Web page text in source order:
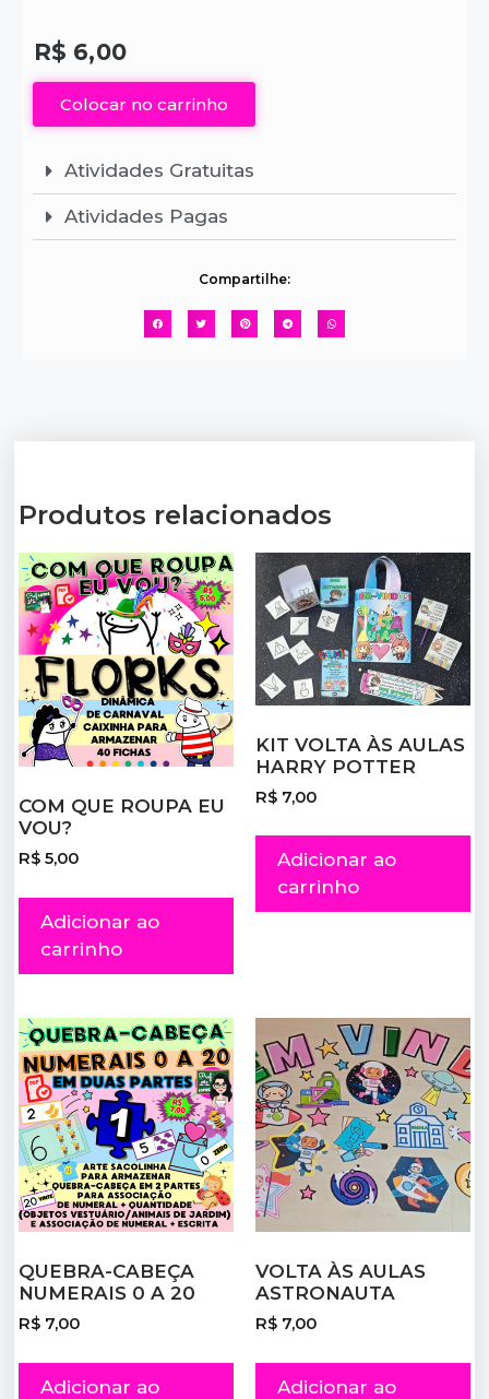
R$ 6,00
Colocar no carrinho
Atividades Gratuitas
Atividades Pagas
Compartilhe:
Produtos relacionados
COM QUE ROUPA EU
VOU?
R$ 5,00
Adicionar ao
carrinho
KIT VOLTA ÀS AULAS
HARRY POTTER
R$ 7,00
Adicionar ao
carrinho
QUEBRA-CABEÇA
NUMERAIS 0 A 20
R$ 7,00
Adicionar ao
VOLTA ÀS AULAS
ASTRONAUTA
R$ 7,00
Adicionar ao